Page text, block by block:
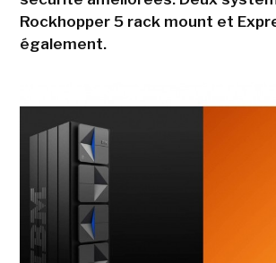
Rockhopper 5 rack mount et
également.